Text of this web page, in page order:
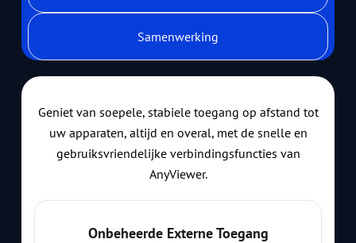
Samenwerking
Toegang op afstand
Geniet van soepele, stabiele toegang op afstand tot
uw apparaten, altijd en overal, met de snelle en
gebruiksvriendelijke verbindingsfuncties van
AnyViewer.
Onbeheerde Externe Toegang